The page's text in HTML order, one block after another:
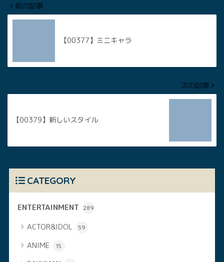
前の記事
【00377】ミニキャラ
次の記事
【00379】新しいスタイル
CATEGORY
ENTERTAINMENT 289
ACTOR&IDOL 59
ANIME 15